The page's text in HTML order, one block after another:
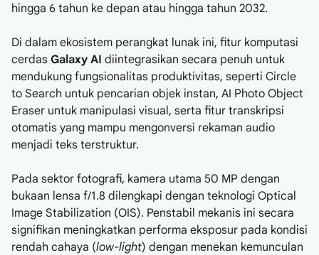
hingga 6 tahun ke depan atau hingga tahun 2032.
Di dalam ekosistem perangkat lunak ini, fitur komputasi
cerdas Galaxy AI diintegrasikan secara penuh untuk
mendukung fungsionalitas produktivitas, seperti Circle
to Search untuk pencarian objek instan, AI Photo Object
Eraser untuk manipulasi visual, serta fitur transkripsi
otomatis yang mampu mengonversi rekaman audio
menjadi teks terstruktur.
Pada sektor fotografi, kamera utama 50 MP dengan
bukaan lensa f/1.8 dilengkapi dengan teknologi Optical
Image Stabilization (OIS). Penstabil mekanis ini secara
signifikan meningkatkan performa eksposur pada kondisi
rendah cahaya (low-light) dengan menekan kemunculan